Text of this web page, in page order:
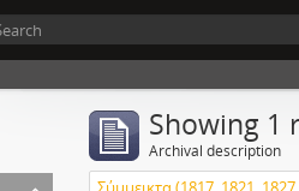
Showing 1
Archival description